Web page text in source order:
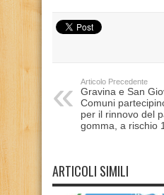
Articolo Precedente
Gravina e San
Comuni
per il rinnovo del
gomma, a rischio
ARTICOLI SIMILI